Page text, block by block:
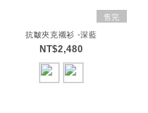
售完
抗皺夾克襯衫 -深藍
NT$2,480